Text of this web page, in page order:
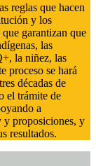
reglas que hacen
y los
garantizan que
las
la niñez, las
proceso se hará
décadas de
el trámite de
a
y proposiciones, y
resultados.